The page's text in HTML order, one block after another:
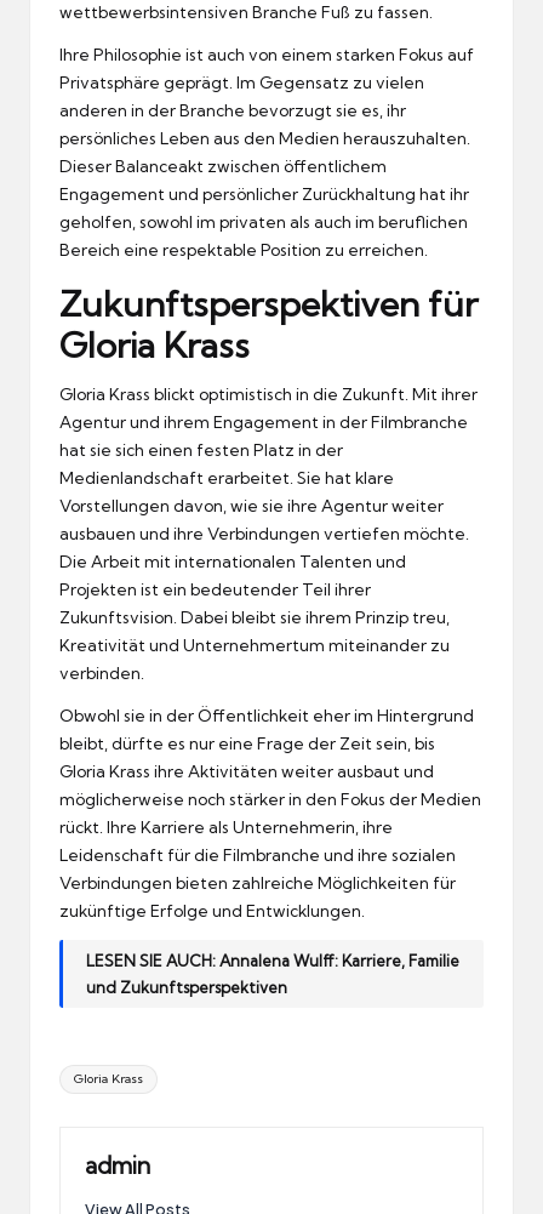
wettbewerbsintensiven Branche Fuß zu fassen.
Ihre Philosophie ist auch von einem starken Fokus auf
Privatsphäre geprägt. Im Gegensatz zu vielen
anderen in der Branche bevorzugt sie es, ihr
persönliches Leben aus den Medien herauszuhalten.
Dieser Balanceakt zwischen öffentlichem
Engagement und persönlicher Zurückhaltung hat ihr
geholfen, sowohl im privaten als auch im beruflichen
Bereich eine respektable Position zu erreichen.
Zukunftsperspektiven für
Gloria Krass
Gloria Krass blickt optimistisch in die Zukunft. Mit ihrer
Agentur und ihrem Engagement in der Filmbranche
hat sie sich einen festen Platz in der
Medienlandschaft erarbeitet. Sie hat klare
Vorstellungen davon, wie sie ihre Agentur weiter
ausbauen und ihre Verbindungen vertiefen möchte.
Die Arbeit mit internationalen Talenten und
Projekten ist ein bedeutender Teil ihrer
Zukunftsvision. Dabei bleibt sie ihrem Prinzip treu,
Kreativität und Unternehmertum miteinander zu
verbinden.
Obwohl sie in der Öffentlichkeit eher im Hintergrund
bleibt, dürfte es nur eine Frage der Zeit sein, bis
Gloria Krass ihre Aktivitäten weiter ausbaut und
möglicherweise noch stärker in den Fokus der Medien
rückt. Ihre Karriere als Unternehmerin, ihre
Leidenschaft für die Filmbranche und ihre sozialen
Verbindungen bieten zahlreiche Möglichkeiten für
zukünftige Erfolge und Entwicklungen.
LESEN SIE AUCH:Annalena Wulff: Karriere, Familie
und Zukunftsperspektiven
Tags:
Gloria Krass
admin
View All Posts